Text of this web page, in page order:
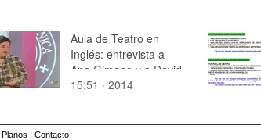
F. Monserrat
Aula de Teatro en
Inglés: entrevista a
Ana Gimeno y a David
Perry en el programa
15:51 · 2014
Planos I Contacto